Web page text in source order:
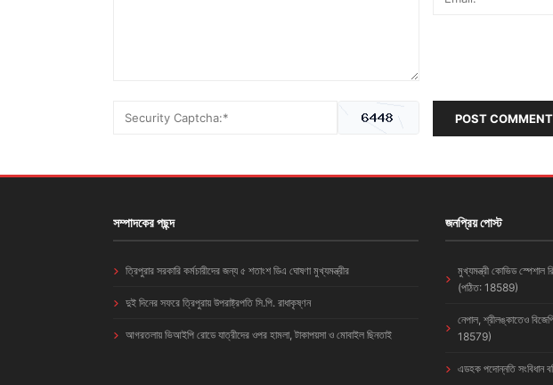
POST COMMENT
সম্পাদকের পছন্দ
ত্রিপুরার সরকারি কর্মচারীদের জন্য ৫ শতাংশ ডিএ ঘোষণা মুখ্যমন্ত্রীর
দুই দিনের সফরে ত্রিপুরায় উপরাষ্ট্রপতি সি.পি. রাধাকৃষ্ণন
আগরতলায় ভিআইপি রোডে যাত্রীদের ওপর হামলা, টাকাপয়সা ও মোবাইল ছিনতাই
জনপ্রিয় পোস্ট
মুখ্যমন্ত্রী কোভিড স্পেশাল
(পঠিত: 18589)
নেপাল, শ্রীলঙ্কাতেও
18579)
এডহক পদোন্নতি সংবিধান